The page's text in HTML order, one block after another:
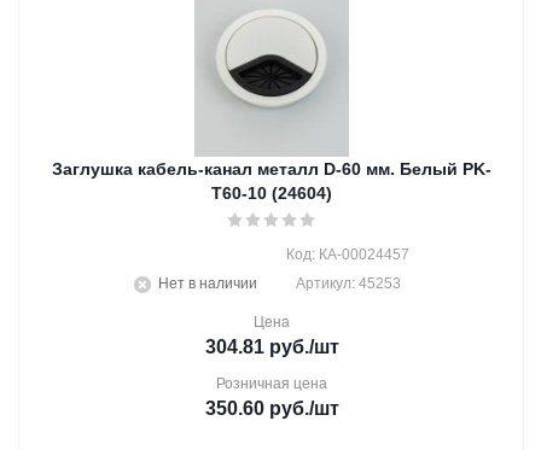
Заглушка кабель-канал металл D-60 мм. Белый PK-
T60-10 (24604)
Нет в наличии
Код: КА-00024457
Артикул: 45253
Цена
304.81руб./шт
Розничная цена
350.60руб./шт